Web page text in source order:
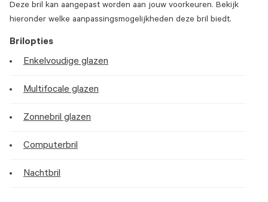
Deze bril kan aangepast worden aan jouw voorkeuren. Bekijk
hieronder welke aanpassingsmogelijkheden deze bril biedt.
Brilopties
Enkelvoudige glazen
Multifocale glazen
Zonnebril glazen
Computerbril
Nachtbril